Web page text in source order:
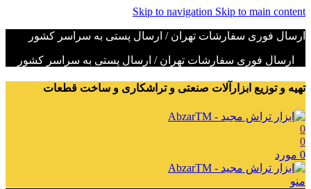
Skip to navigation Skip to main content
ارسال فوری سفارشات تهران / ارسال پستی به سراسر کشور
ارسال فوری سفارشات تهران / ارسال پستی به سراسر کشور
تهیه و توزیع ابزارآلات صنعتی و تراشکاری و ساخت قطعات
0
0
0 مورد
منو